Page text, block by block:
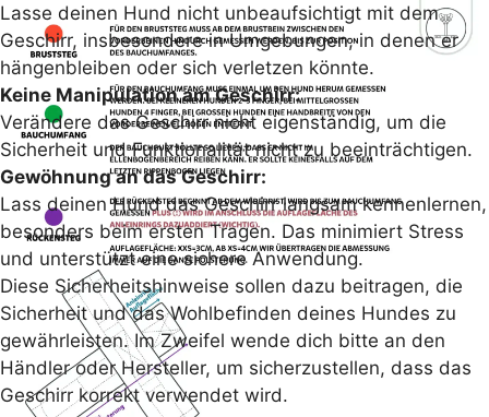
Lasse deinen Hund nicht unbeaufsichtigt mit dem
Geschirr, insbesondere in Umgebungen, in denen er
hängenbleiben oder sich verletzen könnte.
Keine Manipulation am Geschirr:
Verändere das Geschirr nicht eigenständig, um die
Sicherheit und Funktionalität nicht zu beeinträchtigen.
Gewöhnung an das Geschirr:
Lass deinen Hund das Geschirr langsam kennenlernen,
besonders beim ersten Tragen. Das minimiert Stress
und unterstützt eine sichere Anwendung.
Diese Sicherheitshinweise sollen dazu beitragen, die
Sicherheit und das Wohlbefinden deines Hundes zu
gewährleisten. Im Zweifel wende dich bitte an den
Händler oder Hersteller, um sicherzustellen, dass das
Geschirr korrekt verwendet wird.
Kosmische Leichtigkeit
Das BUMER Hundegeschirr mit Stardust-Softshell
fängt die besondere Wirkung kosmischer Farben
und feiner Sternenakzente ein. Sanfte Kontraste
verleihen dem Motiv Tiefe und eine lebendige
Ausstrahlung.
Kombiniere passende Paspeln und Gurtbandfarben.